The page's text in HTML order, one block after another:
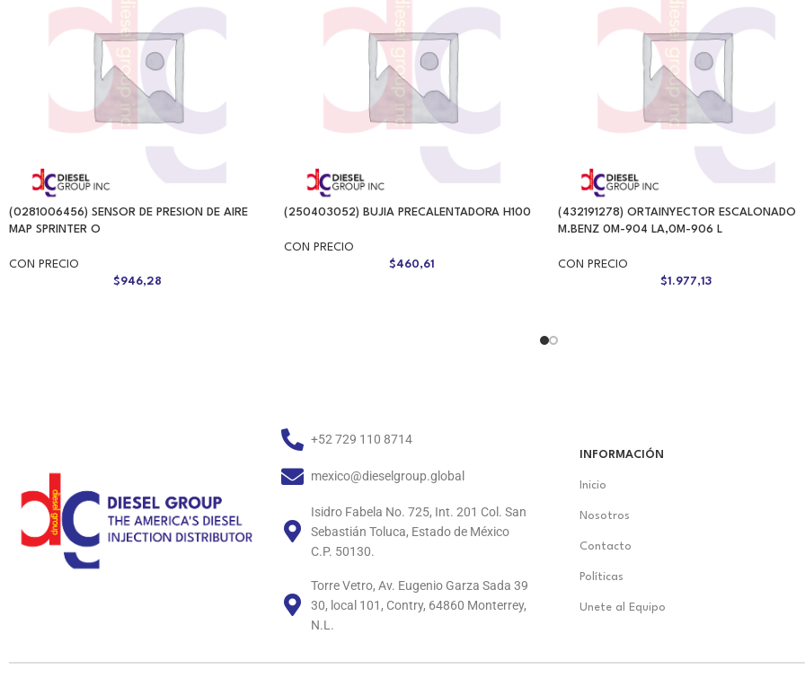
(0281006456) SENSOR DE PRESION DE AIRE
MAP SPRINTER O
CON PRECIO
$946,28
(250403052) BUJIA PRECALENTADORA H100
CON PRECIO
$460,61
(432191278) ORTAINYECTOR ESCALONADO
M.BENZ 0M-904 LA,0M-906 L
CON PRECIO
$1.977,13
+52 729 110 8714
mexico@dieselgroup.global
Isidro Fabela No. 725, Int. 201 Col. San
Sebastián Toluca, Estado de México
C.P. 50130.
Torre Vetro, Av. Eugenio Garza Sada 39
30, local 101, Contry, 64860 Monterrey,
N.L.
INFORMACIÓN
Inicio
Nosotros
Contacto
Políticas
Unete al Equipo